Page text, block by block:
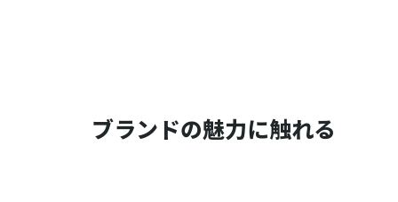
ブランドの魅力に触れる